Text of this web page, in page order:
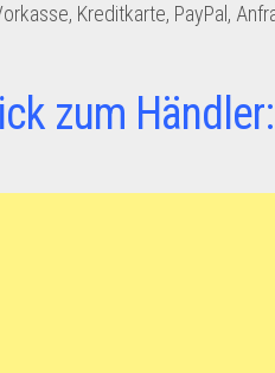
Kreditkarte, PayPal,
zum Händler: